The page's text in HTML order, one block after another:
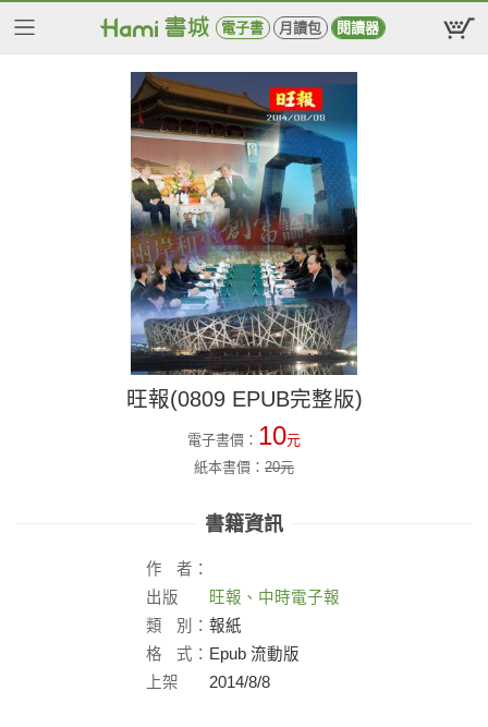
電子書 月讀包 閱讀器
旺報(0809 EPUB完整版)
電子書價： 10元
紙本書價： 20元
書籍資訊
作
者：
出版
社：
旺報、中時電子報
類
別： 報紙
格
式： Epub 流動版
上架
2014/8/8